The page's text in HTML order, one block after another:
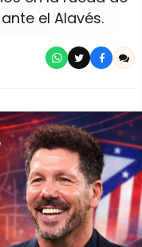
el Alavés.